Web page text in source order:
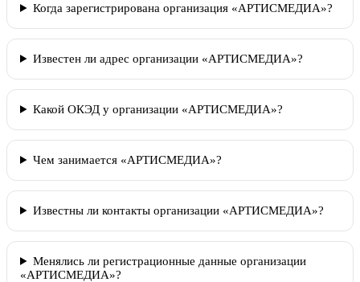
Когда зарегистрирована организация «АРТИСМЕДИА»?
Известен ли адрес организации «АРТИСМЕДИА»?
Какой ОКЭД у организации «АРТИСМЕДИА»?
Чем занимается «АРТИСМЕДИА»?
Известны ли контакты организации «АРТИСМЕДИА»?
Менялись ли регистрационные данные организации
«АРТИСМЕДИА»?